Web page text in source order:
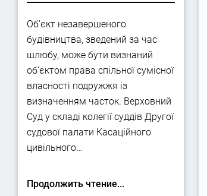
Об’єкт незавершеного
будівництва, зведений за час
шлюбу, може бути визнаний
об’єктом права спільної сумісної
власності подружжя із
визначенням часток. Верховний
Суд у складі колегії суддів Другої
судової палати Касаційного
цивільного…
Продолжить чтение...